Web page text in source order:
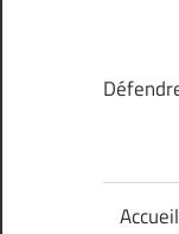
Accueil